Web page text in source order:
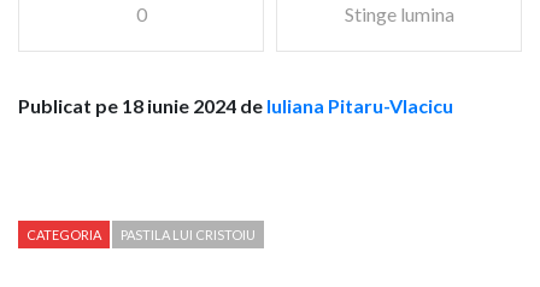
0 Stinge lumina
Publicat pe 18 iunie 2024 de Iuliana Pitaru-Vlacicu
CATEGORIA PASTILA LUI CRISTOIU